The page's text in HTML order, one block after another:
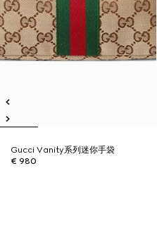
Gucci Vanity系列迷你手袋
€ 980